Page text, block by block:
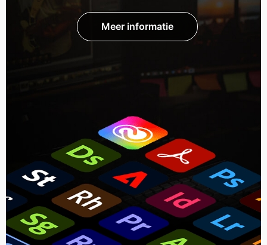
Meer informatie